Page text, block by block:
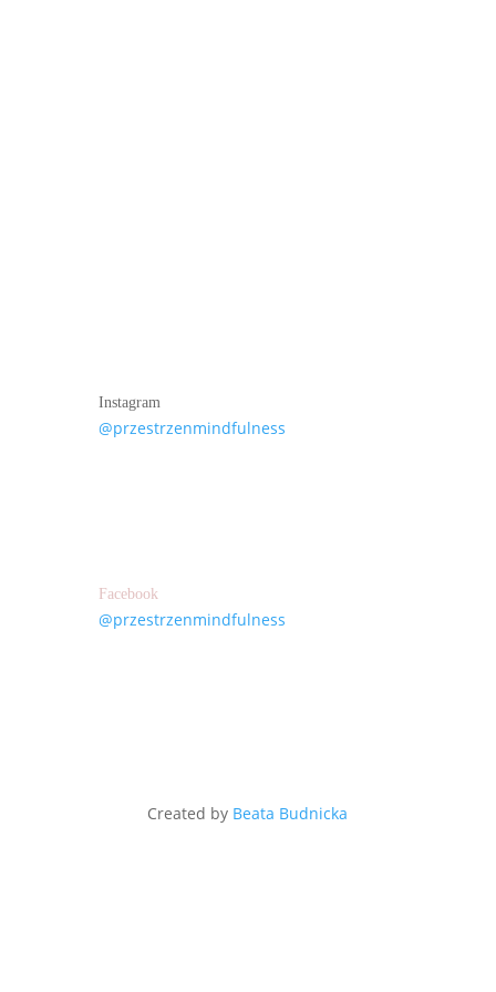
Instagram
@przestrzenmindfulness
Facebook
@przestrzenmindfulness
Created by Beata Budnicka